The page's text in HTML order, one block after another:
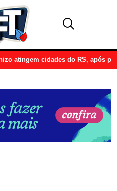
atingem cidades do RS, após